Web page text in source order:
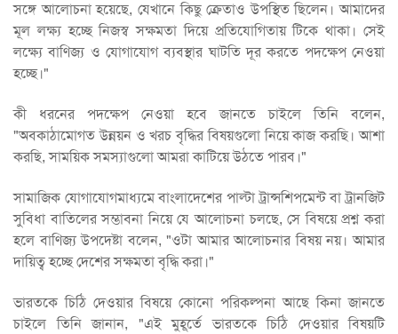
সঙ্গে আলোচনা হয়েছে, যেখানে কিছু ক্রেতাও উপস্থিত ছিলেন। আমাদের
মূল লক্ষ্য হচ্ছে নিজস্ব সক্ষমতা দিয়ে প্রতিযোগিতায় টিকে থাকা। সেই
লক্ষ্যে বাণিজ্য ও যোগাযোগ ব্যবস্থার ঘাটতি দূর করতে পদক্ষেপ নেওয়া
হচ্ছে।"
কী ধরনের পদক্ষেপ নেওয়া হবে জানতে চাইলে তিনি বলেন,
"অবকাঠামোগত উন্নয়ন ও খরচ বৃদ্ধির বিষয়গুলো নিয়ে কাজ করছি। আশা
করছি, সাময়িক সমস্যাগুলো আমরা কাটিয়ে উঠতে পারব।"
সামাজিক যোগাযোগমাধ্যমে বাংলাদেশের পাল্টা ট্রান্সশিপমেন্ট বা ট্রানজিট
সুবিধা বাতিলের সম্ভাবনা নিয়ে যে আলোচনা চলছে, সে বিষয়ে প্রশ্ন করা
হলে বাণিজ্য উপদেষ্টা বলেন, "ওটা আমার আলোচনার বিষয় নয়। আমার
দায়িত্ব হচ্ছে দেশের সক্ষমতা বৃদ্ধি করা।"
ভারতকে চিঠি দেওয়ার বিষয়ে কোনো পরিকল্পনা আছে কিনা জানতে
চাইলে তিনি জানান, "এই মুহূর্তে ভারতকে চিঠি দেওয়ার বিষয়টি